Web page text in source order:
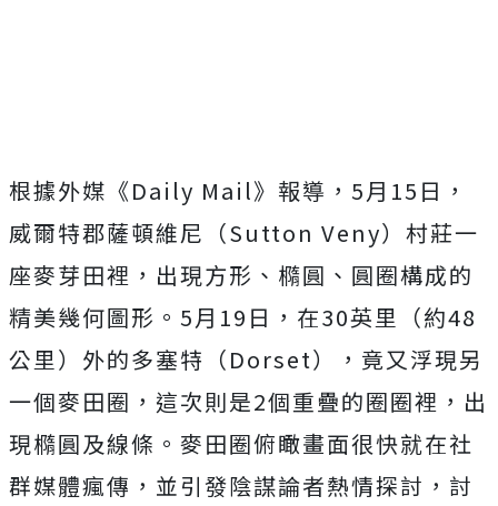
根據外媒《Daily Mail》報導，5月15日，
威爾特郡薩頓維尼（Sutton Veny）村莊一
座麥芽田裡，出現方形、橢圓、圓圈構成的
精美幾何圖形。5月19日，在30英里（約48
公里）外的多塞特（Dorset），竟又浮現另
一個麥田圈，這次則是2個重疊的圈圈裡，出
現橢圓及線條。麥田圈俯瞰畫面很快就在社
群媒體瘋傳，並引發陰謀論者熱情探討，討